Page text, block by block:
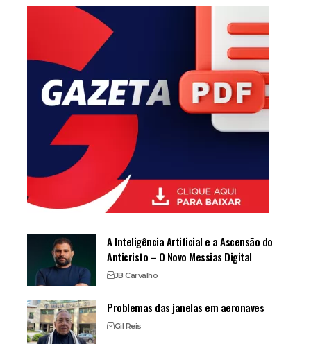
A Inteligência Artificial e a Ascensão do
Anticristo – O Novo Messias Digital
JB Carvalho
Problemas das janelas em aeronaves
Gil Reis